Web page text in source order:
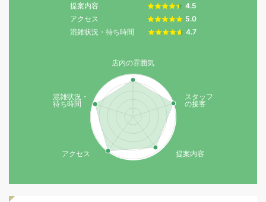
提案内容
4.5
アクセス
5.0
混雑状況・待ち時間
4.7
店内の雰囲気
スタッフ
の接客
提案内容
アクセス
混雑状況・
待ち時間